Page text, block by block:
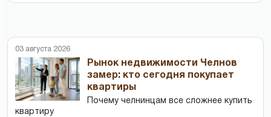
03 августа 2026
Рынок недвижимости Челнов
замер: кто сегодня покупает
квартиры
Почему челнинцам все сложнее купить
квартиру